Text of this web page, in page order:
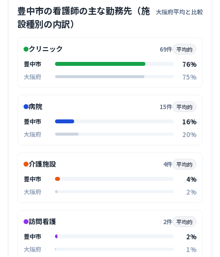
豊中市の看護師の主な勤務先（施
設種別の内訳）
大阪府平均と比較
クリニック 69件 平均的
豊中市 76%
大阪府 75%
病院 15件 平均的
豊中市 16%
大阪府 20%
介護施設 4件 平均的
豊中市 4%
大阪府 2%
訪問看護 2件 平均的
豊中市 2%
大阪府 1%